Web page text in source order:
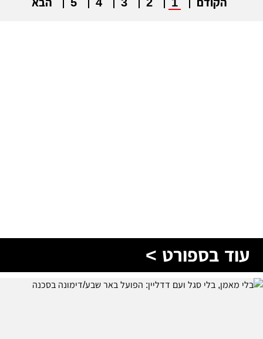
עוד בספורט >